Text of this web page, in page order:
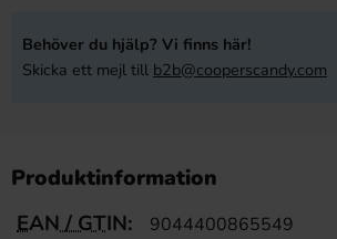
Behöver du hjälp? Vi finns här!
Skicka ett mejl till b2b@cooperscandy.com
Produktinformation
EAN / GTIN:
9044400865549